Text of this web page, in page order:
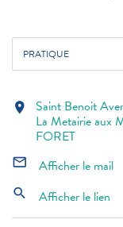
PRATIQUE
location_on Saint Benoit
La Metairie aux
FORET
mail_outline Afficher le mail
search Afficher le lien